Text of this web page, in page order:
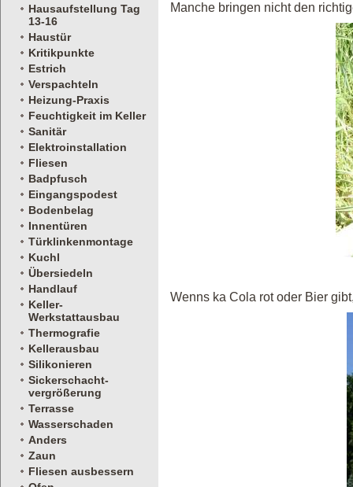
Hausaufstellung Tag
13-16
Haustür
Kritikpunkte
Estrich
Verspachteln
Heizung-Praxis
Feuchtigkeit im Keller
Sanitär
Elektroinstallation
Fliesen
Badpfusch
Eingangspodest
Bodenbelag
Innentüren
Türklinkenmontage
Kuchl
Übersiedeln
Handlauf
Keller-
Werkstattausbau
Thermografie
Kellerausbau
Silikonieren
Sickerschacht-
vergrößerung
Terrasse
Wasserschaden
Anders
Zaun
Fliesen ausbessern
Manche bringen nicht den
Wenns ka Cola rot oder Bier